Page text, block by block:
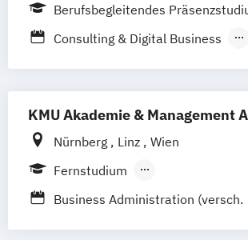
Studienzentrum Künzelsau
Studienzentrum Würzburg
Studienzentrum Graz
Studienzentrum Linz
Studienzentrum Wien
Studienzentrum Feldkirch
Studienzentrum Judenburg
Berufsbegleitendes
Fernstudium
Consulting & Digital Business
KMU Akademie & Management
Nürnberg Linz
Wien
Fernstudium
Berufsbegleitendes
Business Administration (versch.